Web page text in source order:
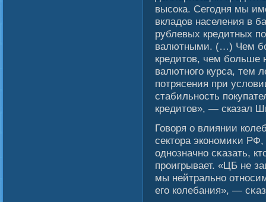
высока. Сегодня мы
вкладов населения в
рублевых кредитных
валютными. (…) Чем
кредитов, чем больше
валютного курса, тем
потрясения при
стабильность
кредитов», — сказал
Говοря о влиянии
сектора экономиκи
однозначно сκазать,
проигрывает. «ЦБ не
мы нейтрально
егο колебания», —